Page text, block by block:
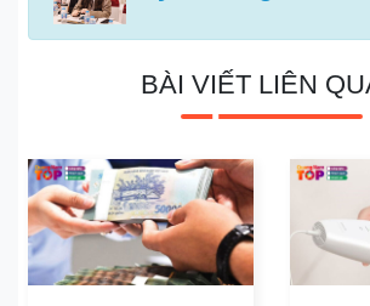
BÀI VIẾT LIÊN